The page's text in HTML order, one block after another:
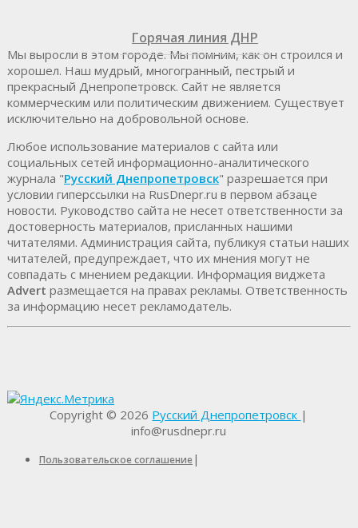
Горячая линия ДНР
Мы выросли в этом городе. Мы помним, как он строился и
хорошел. Наш мудрый, многогранный, пестрый и
прекрасный Днепропетровск. Cайт не является
коммерческим или политическим движением. Существует
исключительно на добровольной основе.
Любое использование материалов c сайта или
социальных сетей информационно-аналитического
журнала "Русский Днепропетровск" разрешается при
условии гиперссылки на RusDnepr.ru в первом абзаце
новости. Руководство сайта не несет ответственности за
достоверность материалов, присланных нашими
читателями. Администрация сайта, публикуя статьи наших
читателей, предупреждает, что их мнения могут не
совпадать с мнением редакции. Информация виджета
Advert размещается на правах рекламы. Ответственность
за информацию несет рекламодатель.
Copyright © 2026 Русский Днепропетровск |
info@rusdnepr.ru
Пользовательское соглашение |